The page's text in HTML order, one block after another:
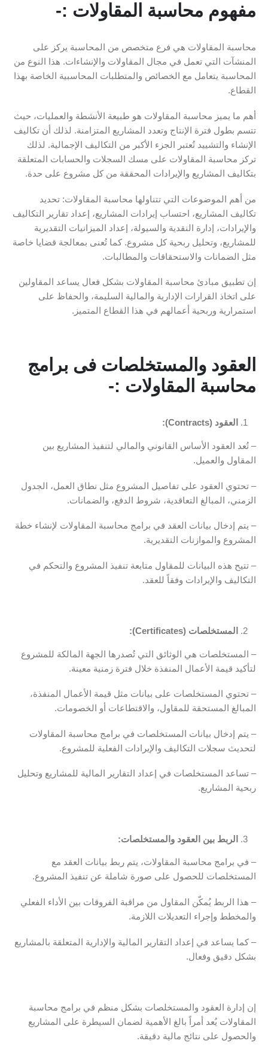
مفهوم محاسبة المقاولات :-
محاسبة المقاولات هي فرع متخصص من المحاسبة يركز على
المنشآت التي تعمل في مجال المقاولات والإنشاءات. هذا النوع من
المحاسبة يتعامل مع الخصائص والمتطلبات المحاسبية الخاصة بهذا
القطاع.
أهم ما يميز محاسبة المقاولات هو طبيعة الأنشطة والعمليات، حيث
تتسم بطول فترة الإنتاج وتعدد المشاريع المتزامنة. لذلك أن تكاليف
الإنشاء والتشييد تُعتبر الجزء الأكبر من التكاليف الإجمالية. لذلك
تركز محاسبة المقاولات على مسك السجلات والحسابات المتعلقة
بتكاليف المشاريع والإيرادات المحققة من كل مشروع على حدة.
من أهم الموضوعات التي تتناولها محاسبة المقاولات: تحديد
تكاليف المشاريع، احتساب إيرادات المشاريع، إعداد تقارير التكاليف
والإيرادات، إدارة النقدية والسيولة، إعداد الميزانيات التقديرية
للمشاريع، وتحليل ربحية كل مشروع. كما تُعنى بمعالجة قضايا خاصة
مثل الضمانات والاستحقاقات والمطالبات.
إن تطبيق مبادئ محاسبة المقاولات بشكل فعال يساعد المقاولين
على اتخاذ القرارات الإدارية والمالية السليمة، والحفاظ على
استمرارية وربحية أعمالهم في هذا القطاع المتميز.
العقود والمستخلصات فى برامج
محاسبة المقاولات :-
العقود (Contracts):
– تُعد العقود الأساس القانوني والمالي لتنفيذ المشاريع بين
المقاول والعميل.
– تحتوي العقود على تفاصيل المشروع مثل نطاق العمل، الجدول
الزمني، المبالغ التعاقدية، شروط الدفع، والضمانات.
– يتم إدخال بيانات العقد في برامج محاسبة المقاولات لإنشاء خطة
المشروع والموازنات التقديرية.
– تتيح هذه البيانات للمقاول متابعة تنفيذ المشروع والتحكم في
التكاليف والإيرادات وفقاً للعقد.
المستخلصات (Certificates):
– المستخلصات هي الوثائق التي تُصدرها الجهة المالكة للمشروع
لتأكيد قيمة الأعمال المنفذة خلال فترة زمنية معينة.
– تحتوي المستخلصات على بيانات مثل قيمة الأعمال المنفذة،
المبالغ المستحقة للمقاول، والاقتطاعات أو الخصومات.
– يتم إدخال بيانات المستخلصات في برامج محاسبة المقاولات
لتحديث سجلات التكاليف والإيرادات الفعلية للمشروع.
– تساعد المستخلصات في إعداد التقارير المالية للمشاريع وتحليل
ربحية المشاريع.
الربط بين العقود والمستخلصات:
– في برامج محاسبة المقاولات، يتم ربط بيانات العقد مع
المستخلصات للحصول على صورة شاملة عن تنفيذ المشروع.
– هذا الربط يُمكّن المقاول من مراقبة الفروقات بين الأداء الفعلي
والمخطط وإجراء التعديلات اللازمة.
– كما يساعد في إعداد التقارير المالية والإدارية المتعلقة بالمشاريع
بشكل دقيق وفعال.
إن إدارة العقود والمستخلصات بشكل منظم في برامج محاسبة
المقاولات يُعد أمراً بالغ الأهمية لضمان السيطرة على المشاريع
والحصول على نتائج مالية دقيقة.